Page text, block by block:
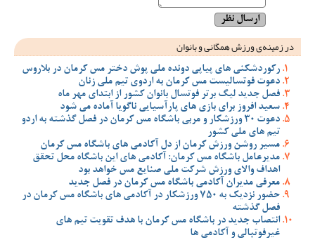
در زمینه‌ی ورزش همگانی و بانوان
رکوردشکنی های پیاپی دونده ملی پوش دختر مس کرمان در بلاروس
دعوت فوتسالیست مس کرمان به اردوی تیم ملی زنان
فصل جدید لیگ برتر فوتسال بانوان کشور از ابتدای مهر ماه
سعید افروز برای بازی های پارآسیایی ناگویا آماده می شود
دعوت 30 ورزشکار و مربی باشگاه مس کرمان در فصل گذشته به اردو
تیم های ملی کشور
مسیر روشن ورزش کرمان از دل آکادمی های باشگاه مس کرمان
مدیرعامل باشگاه مس کرمان: آکادمی های این باشگاه محل تحقق
اهداف والای ورزش شرکت ملی صنایع مس خواهد بود
معرفی مدیران آکادمی باشگاه مس کرمان در فصل جدید
حضور نزدیک به 750 ورزشکار در آکادمی های باشگاه مس کرمان در
فصل گذشته
انتصاب جدید در باشگاه مس کرمان با هدف تقویت تیم‌ های
غیرفوتبالی و آکادمی‌ ها